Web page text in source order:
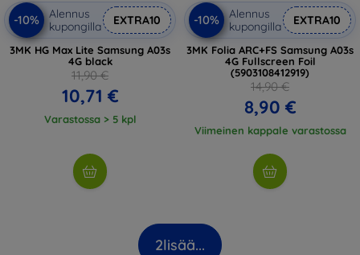
-10%
Alennus
kupongilla
EXTRA10
3MK HG Max Lite Samsung A03s
4G black
11,90 €
10,71 €
Varastossa > 5 kpl
-10%
Alennus
kupongilla
EXTRA10
3MK Folia ARC+FS Samsung A03s
4G Fullscreen Foil
(5903108412919)
14,90 €
8,90 €
Viimeinen kappale varastossa
2lisää...